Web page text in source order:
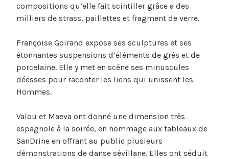
compositions qu’elle fait scintiller grâce a des
milliers de strass, paillettes et fragment de verre.
Françoise Goirand expose ses sculptures et ses
étonnantes suspensions d’éléments de grès et de
porcelaine. Elle y met en scène ses minuscules
déesses pour raconter les liens qui unissent les
Hommes.
Valou et Maeva ont donné une dimension très
espagnole à la soirée, en hommage aux tableaux de
SanDrine en offrant au public plusieurs
démonstrations de danse sévillane. Elles ont séduit